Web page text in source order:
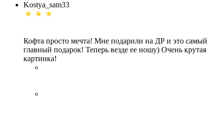
Kostya_sam33
Кофта просто мечта! Мне подарили на ДР и это самый
главный подарок! Теперь везде ее ношу) Очень крутая
картинка!